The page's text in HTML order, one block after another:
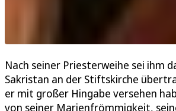
Nach seiner Priesterweihe sei ihm
Sakristan an der Stiftskirche
er mit großer Hingabe versehen
von seiner Marienfrömmigkeit,